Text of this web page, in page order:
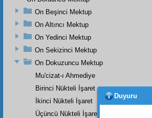
On Beşinci Mektup
On Altıncı Mektup
On Yedinci Mektup
On Sekizinci Mektup
On Dokuzuncu Mektup
Mu'cizat-ı Ahmediye
Birinci Nükteli İşaret
İkinci Nükteli İşaret
Üçüncü Nükteli İşaret
Duyuru